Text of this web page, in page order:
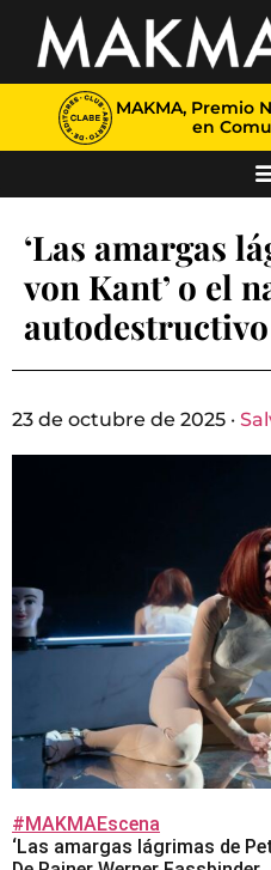
MAKMA, Premio
en
‘Las amargas
von Kant’ o el
autodestructivo
23 de octubre de 2025 ·
#MAKMAEscena
‘Las amargas lágrimas de